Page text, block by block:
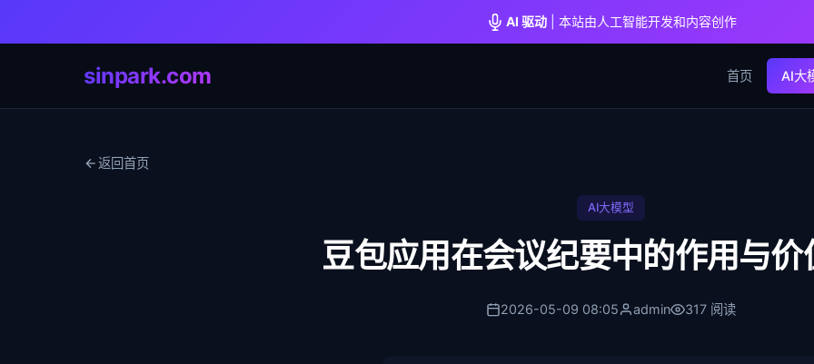
AI 驱动 | 本站由人工智能开发和内容创作
sinpark.com 首页 AI大
返回首页
AI大模型
豆包应用在会议纪要中的作用与价
2026-05-09 08:05 admin 317 阅读